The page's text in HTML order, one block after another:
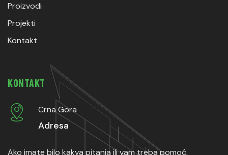
Proizvodi
Projekti
Kontakt
KONTAKT
Crna Gora
Adresa
Ako imate bilo kakva pitanja ili vam treba pomoć,